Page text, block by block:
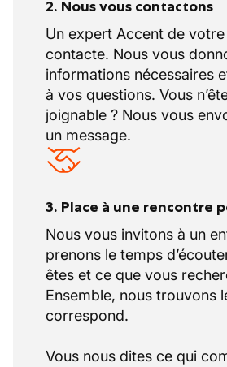
2. Nous vous contactons
Un expert Accent de
contacte. Nous vous
informations nécessaires
à vos questions. Vous
joignable ? Nous vous
un message.
3. Place à une rencontre
Nous vous invitons à un
prenons le temps
êtes et ce que vous
Ensemble, nous trouvons
correspond.
Vous nous dites ce qui